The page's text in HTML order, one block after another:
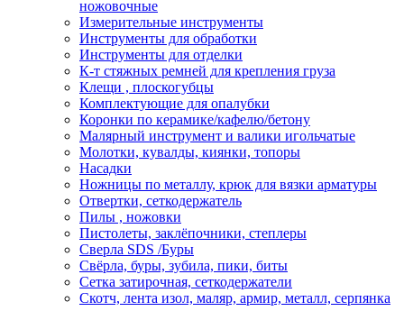
ножовочные
Измерительные инструменты
Инструменты для обработки
Инструменты для отделки
К-т стяжных ремней для крепления груза
Клещи , плоскогубцы
Комплектующие для опалубки
Коронки по керамике/кафелю/бетону
Малярный инструмент и валики игольчатые
Молотки, кувалды, киянки, топоры
Насадки
Ножницы по металлу, крюк для вязки арматуры
Отвертки, сеткодержатель
Пилы , ножовки
Пистолеты, заклёпочники, степлеры
Сверла SDS /Буры
Свёрла, буры, зубила, пики, биты
Сетка затирочная, сеткодержатели
Скотч, лента изол, маляр, армир, металл, серпянка